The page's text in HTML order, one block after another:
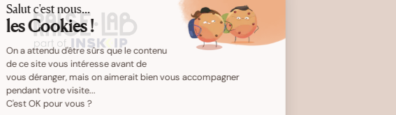
Salut c'est nous...
les Cookies !
On a attendu d'être sûrs que le contenu
de ce site vous intéresse avant de
vous déranger, mais on aimerait bien vous accompagner
pendant votre visite...
C'est OK pour vous ?